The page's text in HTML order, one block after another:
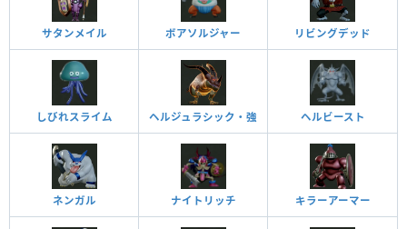
サタンメイル ボアソルジャー リビングデッド
しびれスライム ヘルジュラシック・強 ヘルビースト
ネンガル ナイトリッチ キラーアーマー